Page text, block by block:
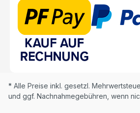
* Alle Preise inkl. gesetzl.
und ggf. Nachnahmegebühren, wenn